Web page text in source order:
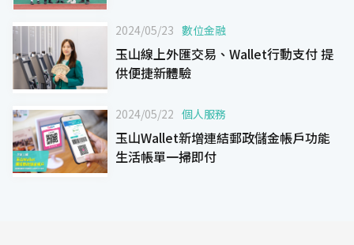
2024/05/23 數位金融
玉山線上外匯交易、Wallet行動支付 提
供便捷新體驗
2024/05/22 個人服務
玉山Wallet新增連結郵政儲金帳戶功能
生活帳單一掃即付